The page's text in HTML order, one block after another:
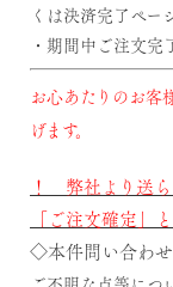
くは決済完了ペー
・期間中ご注文完
お心あたりのお客
げます。
！ 弊社より送
「ご注文確定」
◇本件問い合わ